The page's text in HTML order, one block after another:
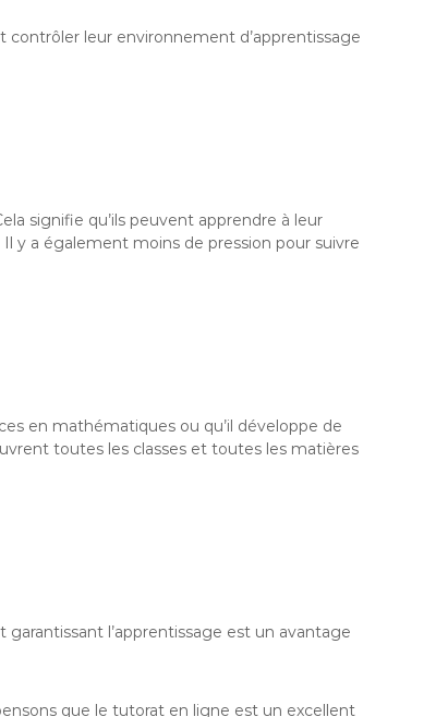
contrôler leur environnement d’apprentissage
signifie qu’ils peuvent apprendre à leur
y a également moins de pression pour suivre
en mathématiques ou qu’il développe de
toutes les classes et toutes les matières
garantissant l’apprentissage est un avantage
que le tutorat en ligne est un excellent